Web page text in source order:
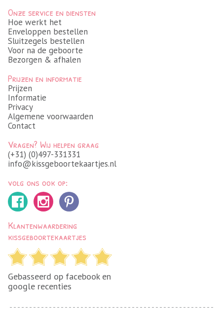
Onze service en diensten
Hoe werkt het
Enveloppen bestellen
Sluitzegels bestellen
Voor na de geboorte
Bezorgen & afhalen
Prijzen en informatie
Prijzen
Informatie
Privacy
Algemene voorwaarden
Contact
Vragen? Wij helpen graag
(+31) (0)497-331331
info@kissgeboortekaartjes.nl
volg ons ook op:
Klantenwaardering
kissgeboortekaartjes
Gebasseerd op facebook en
google recenties